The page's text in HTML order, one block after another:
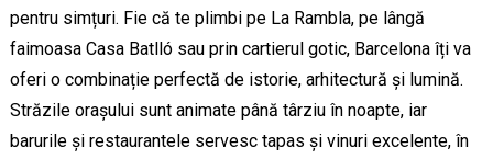
pentru simțuri. Fie că te plimbi pe La Rambla, pe lângă
faimoasa Casa Batlló sau prin cartierul gotic, Barcelona îți va
oferi o combinație perfectă de istorie, arhitectură și lumină.
Străzile orașului sunt animate până târziu în noapte, iar
barurile și restaurantele servesc tapas și vinuri excelente, în